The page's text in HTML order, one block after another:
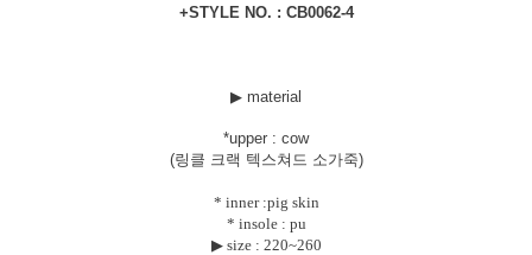
+STYLE NO. : CB0062-4
▶ material
*upper : cow
(링클 크랙 텍스쳐드 소가죽)
* inner :pig skin
* insole : pu
▶ size : 220~260